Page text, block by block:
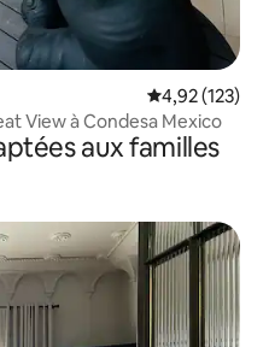
Note
4,92 (123)
View à Condesa Mexico
aux familles